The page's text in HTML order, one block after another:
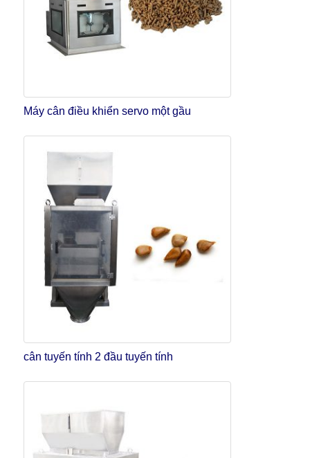
Máy cân điều khiển servo một gầu
cân tuyến tính 2 đầu tuyến tính